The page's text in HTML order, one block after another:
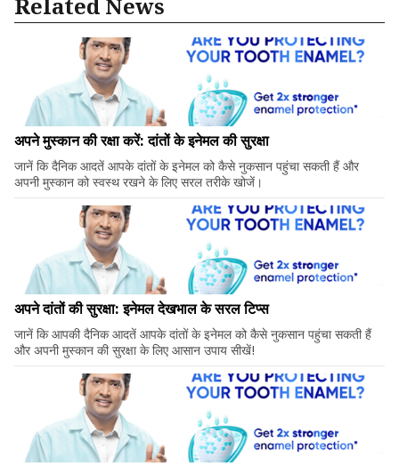
अपने मुस्कान की रक्षा करें: दांतों के इनेमल की सुरक्षा
जानें कि दैनिक आदतें आपके दांतों के इनेमल को कैसे नुकसान पहुंचा सकती हैं और
अपनी मुस्कान को स्वस्थ रखने के लिए सरल तरीके खोजें।
अपने दांतों की सुरक्षा: इनेमल देखभाल के सरल टिप्स
जानें कि आपकी दैनिक आदतें आपके दांतों के इनेमल को कैसे नुकसान पहुंचा सकती हैं
और अपनी मुस्कान की सुरक्षा के लिए आसान उपाय सीखें!